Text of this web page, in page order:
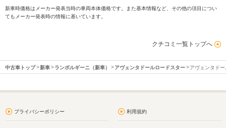
新車時価格はメーカー発表当時の車両本体価格です。また基本情報など、その他の項目につい
てもメーカー発表時の情報に基いています。
クチコミ一覧トップへ
中古車トップ 新車 ランボルギーニ（新車） アヴェンタドールロードスター アヴェンタド
プライバシーポリシー 利用規約